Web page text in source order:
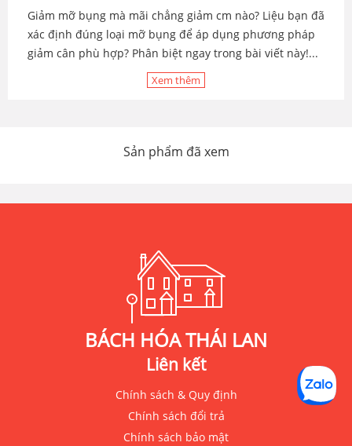
Giảm mỡ bụng mà mãi chẳng giảm cm nào? Liệu bạn đã
xác định đúng loại mỡ bụng để áp dụng phương pháp
giảm cân phù hợp? Phân biệt ngay trong bài viết này!...
Xem thêm
Sản phẩm đã xem
BÁCH HÓA THÁI LAN
Liên kết
Chính sách & Quy định
Chính sách đổi trả
Chính sách bảo mật